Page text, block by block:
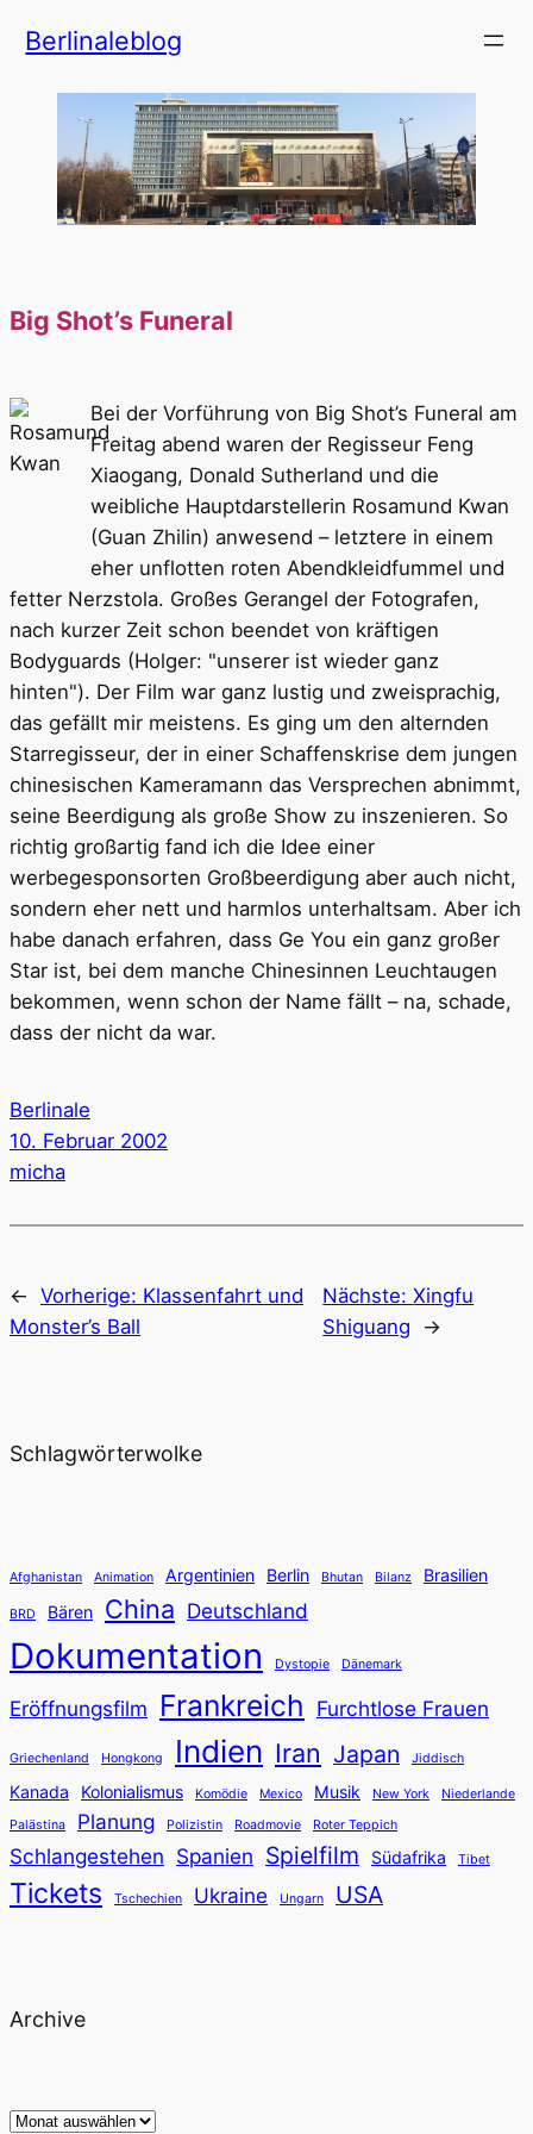
Inhalt
Berlinaleblog
Big Shot’s Funeral
Bei der Vorführung von Big Shot’s Funeral am
Freitag abend waren der Regisseur Feng
Xiaogang, Donald Sutherland und die
weibliche Hauptdarstellerin Rosamund Kwan
(Guan Zhilin) anwesend – letztere in einem
eher unflotten roten Abendkleidfummel und
fetter Nerzstola. Großes Gerangel der Fotografen,
nach kurzer Zeit schon beendet von kräftigen
Bodyguards (Holger: "unserer ist wieder ganz
hinten"). Der Film war ganz lustig und zweisprachig,
das gefällt mir meistens. Es ging um den alternden
Starregisseur, der in einer Schaffenskrise dem jungen
chinesischen Kameramann das Versprechen abnimmt,
seine Beerdigung als große Show zu inszenieren. So
richtig großartig fand ich die Idee einer
werbegesponsorten Großbeerdigung aber auch nicht,
sondern eher nett und harmlos unterhaltsam. Aber ich
habe danach erfahren, dass Ge You ein ganz großer
Star ist, bei dem manche Chinesinnen Leuchtaugen
bekommen, wenn schon der Name fällt – na, schade,
dass der nicht da war.
Berlinale
10. Februar 2002
micha
← Vorherige: Klassenfahrt und
Monster’s Ball
Nächste:Xingfu
Shiguang
→
Schlagwörterwolke
Afghanistan Animation Argentinien Berlin Bhutan Bilanz Brasilien
BRD Bären China Deutschland
Dokumentation Dystopie Dänemark
Eröffnungsfilm Frankreich Furchtlose Frauen
Griechenland Hongkong Indien Iran Japan Jiddisch
Kanada Kolonialismus Komödie Mexico Musik New York
Niederlande
Palästina
Planung Polizistin Roadmovie Roter Teppich
Schlangestehen Spanien Spielfilm Südafrika Tibet
Tickets Tschechien Ukraine Ungarn USA
Archive
Archiv